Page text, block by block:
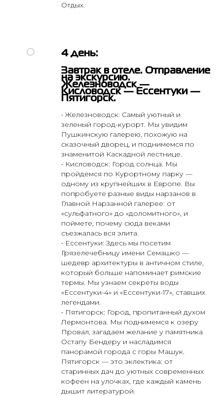
Отдых.
4 день:
Завтрак в отеле. Отправление
на экскурсию.
Железноводск —
Кисловодск — Ессентуки —
Пятигорск.
• Железноводск: Самый уютный и
зеленый город-курорт. Мы увидим
Пушкинскую галерею, похожую на
сказочный дворец, и поднимемся по
знаменитой Каскадной лестнице.
• Кисловодск: Город солнца. Мы
пройдемся по Курортному парку —
одному из крупнейших в Европе. Вы
попробуете разные виды нарзанов в
Главной Нарзанной галерее: от
«сульфатного» до «доломитного», и
поймете, почему сюда веками
съезжалась вся элита.
• Ессентуки: Здесь мы посетим
Грязелечебницу имени Семашко —
шедевр архитектуры в античном стиле,
который больше напоминает римские
термы. Мы узнаем секреты воды
«Ессентуки-4» и «Ессентуки-17», ставших
легендами.
• Пятигорск: Город, пропитанный духом
Лермонтова. Мы поднимемся к озеру
Провал, загадаем желание у памятника
Остапу Бендеру и насладимся
панорамой города с горы Машук.
Пятигорск — это эклектика: от
старинных дач до уютных современных
кофеен на улочках, где каждый камень
дышит литературой.
О нас
Контакты
О компании
туры
Прием в г. Бор
Школьные туры
Отправление
Для агентов
Оплата и доставка